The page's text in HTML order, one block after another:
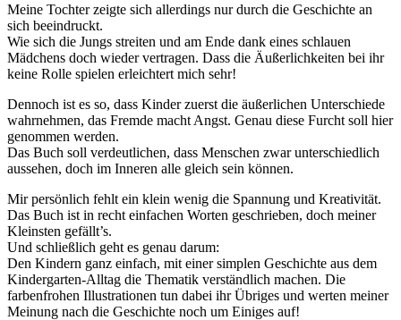
Meine Tochter zeigte sich allerdings nur durch die Geschichte an
sich beeindruckt.
Wie sich die Jungs streiten und am Ende dank eines schlauen
Mädchens doch wieder vertragen. Dass die Äußerlichkeiten bei ihr
keine Rolle spielen erleichtert mich sehr!
Dennoch ist es so, dass Kinder zuerst die äußerlichen Unterschiede
wahrnehmen, das Fremde macht Angst. Genau diese Furcht soll hier
genommen werden.
Das Buch soll verdeutlichen, dass Menschen zwar unterschiedlich
aussehen, doch im Inneren alle gleich sein können.
Mir persönlich fehlt ein klein wenig die Spannung und Kreativität.
Das Buch ist in recht einfachen Worten geschrieben, doch meiner
Kleinsten gefällt’s.
Und schließlich geht es genau darum:
Den Kindern ganz einfach, mit einer simplen Geschichte aus dem
Kindergarten-Alltag die Thematik verständlich machen. Die
farbenfrohen Illustrationen tun dabei ihr Übriges und werten meiner
Meinung nach die Geschichte noch um Einiges auf!